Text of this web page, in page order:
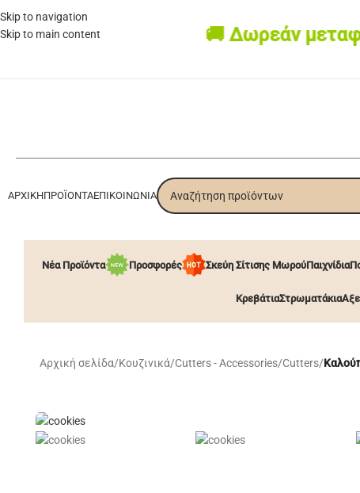
Skip to navigation
Skip to main content
🚚 Δωρεάν
ΑΡΧΙΚΉΠΡΟΪΌΝΤΑΕΠΙΚΟΙΝΩΝΊΑ
Νέα Προϊόντα Προσφορές Σκεύη Σίτισης ΜωρούΠαιχνίδια
ΚρεβάτιαΣτρωματάκια
Αρχική σελίδα/Κουζινικά/Cutters - Accessories/Cutters/